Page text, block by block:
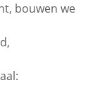
bouwen we